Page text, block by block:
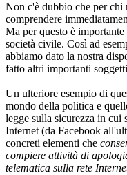
Non c'è dubbio che per chi
comprendere
Ma per questo è
società civile. Così ad
abbiamo dato la nostra
fatto altri importanti
Un ulteriore esempio di
mondo della politica e
legge sulla sicurezza in
Internet (da Facebook
concreti elementi che
compiere attività di
telematica sulla rete